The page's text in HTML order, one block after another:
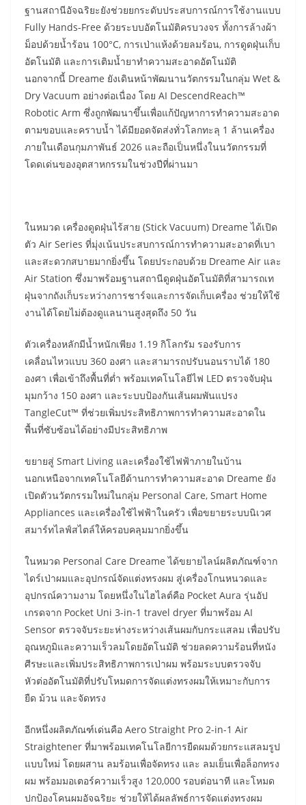
ฐานสถานีอัจฉริยะยังช่วยยกระดับประสบการณ์การใช้งานแบบ
Fully Hands-Free ด้วยระบบอัตโนมัติครบวงจร ทั้งการล้างผ้า
ม็อปด้วยน้ำร้อน 100°C, การเป่าแห้งด้วยลมร้อน, การดูดฝุ่นเก็บ
อัตโนมัติ และการเติมน้ำยาทำความสะอาดอัตโนมัติ
นอกจากนี้ Dreame ยังเดินหน้าพัฒนานวัตกรรมในกลุ่ม Wet &
Dry Vacuum อย่างต่อเนื่อง โดย AI DescendReach™
Robotic Arm ซึ่งถูกพัฒนาขึ้นเพื่อแก้ปัญหาการทำความสะอาด
ตามขอบและคราบน้ำ ได้มียอดจัดส่งทั่วโลกทะลุ 1 ล้านเครื่อง
ภายในเดือนกุมภาพันธ์ 2026 และถือเป็นหนึ่งในนวัตกรรมที่
โดดเด่นของอุตสาหกรรมในช่วงปีที่ผ่านมา
ในหมวด เครื่องดูดฝุ่นไร้สาย (Stick Vacuum) Dreame ได้เปิด
ตัว Air Series ที่มุ่งเน้นประสบการณ์การทำความสะอาดที่เบา
และสะดวกสบายมากยิ่งขึ้น โดยประกอบด้วย Dreame Air และ
Air Station ซึ่งมาพร้อมฐานสถานีดูดฝุ่นอัตโนมัติที่สามารถเท
ฝุ่นจากถังเก็บระหว่างการชาร์จและการจัดเก็บเครื่อง ช่วยให้ใช้
งานได้โดยไม่ต้องดูแลนานสูงสุดถึง 50 วัน
ตัวเครื่องหลักมีน้ำหนักเพียง 1.19 กิโลกรัม รองรับการ
เคลื่อนไหวแบบ 360 องศา และสามารถปรับนอนราบได้ 180
องศา เพื่อเข้าถึงพื้นที่ต่ำ พร้อมเทคโนโลยีไฟ LED ตรวจจับฝุ่น
มุมกว้าง 150 องศา และระบบป้องกันเส้นผมพันแปรง
TangleCut™ ที่ช่วยเพิ่มประสิทธิภาพการทำความสะอาดใน
พื้นที่ซับซ้อนได้อย่างมีประสิทธิภาพ
ขยายสู่ Smart Living และเครื่องใช้ไฟฟ้าภายในบ้าน
นอกเหนือจากเทคโนโลยีด้านการทำความสะอาด Dreame ยัง
เปิดตัวนวัตกรรมใหม่ในกลุ่ม Personal Care, Smart Home
Appliances และเครื่องใช้ไฟฟ้าในครัว เพื่อขยายระบบนิเวศ
สมาร์ทไลฟ์สไตล์ให้ครอบคลุมมากยิ่งขึ้น
ในหมวด Personal Care Dreame ได้ขยายไลน์ผลิตภัณฑ์จาก
ไดร์เป่าผมและอุปกรณ์จัดแต่งทรงผม สู่เครื่องโกนหนวดและ
อุปกรณ์ความงาม โดยหนึ่งในไฮไลต์คือ Pocket Aura รุ่นอัป
เกรดจาก Pocket Uni 3-in-1 travel dryer ที่มาพร้อม AI
Sensor ตรวจจับระยะห่างระหว่างเส้นผมกับกระแสลม เพื่อปรับ
อุณหภูมิและความเร็วลมโดยอัตโนมัติ ช่วยลดความร้อนที่หนัง
ศีรษะและเพิ่มประสิทธิภาพการเป่าผม พร้อมระบบตรวจจับ
หัวต่ออัตโนมัติที่ปรับโหมดการจัดแต่งทรงผมให้เหมาะกับการ
ยืด ม้วน และจัดทรง
อีกหนึ่งผลิตภัณฑ์เด่นคือ Aero Straight Pro 2-in-1 Air
Straightener ที่มาพร้อมเทคโนโลยีการยืดผมด้วยกระแสลมรูป
แบบใหม่ โดยผสาน ลมร้อนเพื่อจัดทรง และ ลมเย็นเพื่อล็อกทรง
ผม พร้อมมอเตอร์ความเร็วสูง 120,000 รอบต่อนาที และโหมด
ปกป้องโคนผมอัจฉริยะ ช่วยให้ได้ผลลัพธ์การจัดแต่งทรงผม